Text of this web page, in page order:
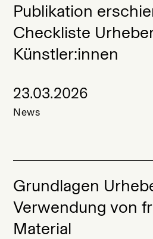
Publikation
Checkliste
Künstler:innen
23.03.2026
News
Grundlagen
Verwendung von
Material